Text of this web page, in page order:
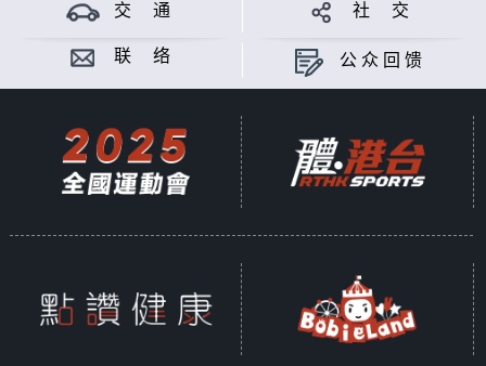
交 通 社 交
联 络 公众回馈